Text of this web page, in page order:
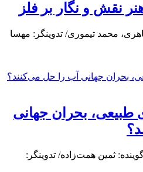
نقش و نگار بر فلز
محمد تیموری/ تدوینگر: مهسا
طبیعی، بحران جهانی
ثمین همت‌زاده/ تدوینگر: